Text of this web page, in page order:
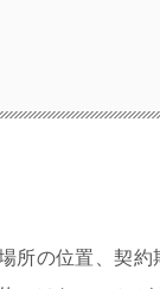
所の位置、契